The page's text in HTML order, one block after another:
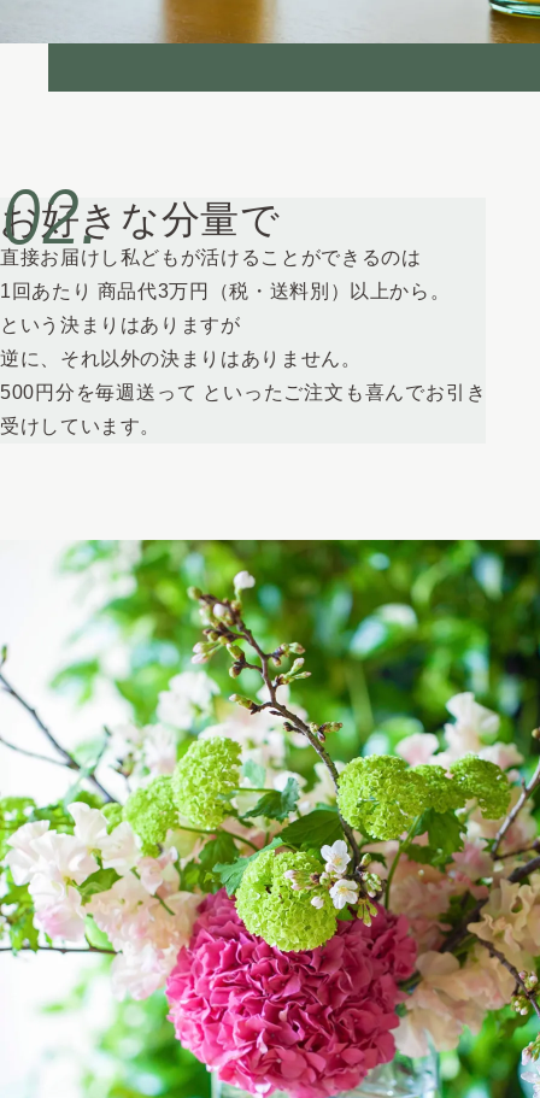
お好きな分量で
直接お届けし私どもが活けることができるのは
1回あたり 商品代3万円（税・送料別）以上から。
という決まりはありますが
逆に、それ以外の決まりはありません。
500円分を毎週送って といったご注文も喜んでお引き
受けしています。